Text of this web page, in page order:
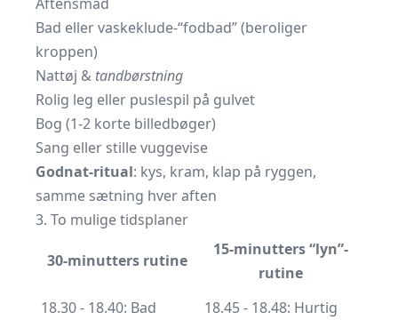
Bad eller vaskeklude-“fodbad” (beroliger
kroppen)
Nattøj & tandbørstning
Rolig leg eller puslespil på gulvet
Bog (1-2 korte billedbøger)
Sang eller stille vuggevise
Godnat-ritual: kys, kram, klap på ryggen,
samme sætning hver aften
3. To mulige tidsplaner
30-minutters rutine
15-minutters “lyn”-
rutine
18.30 - 18.40: Bad
18.45 - 18.48: Hurtig